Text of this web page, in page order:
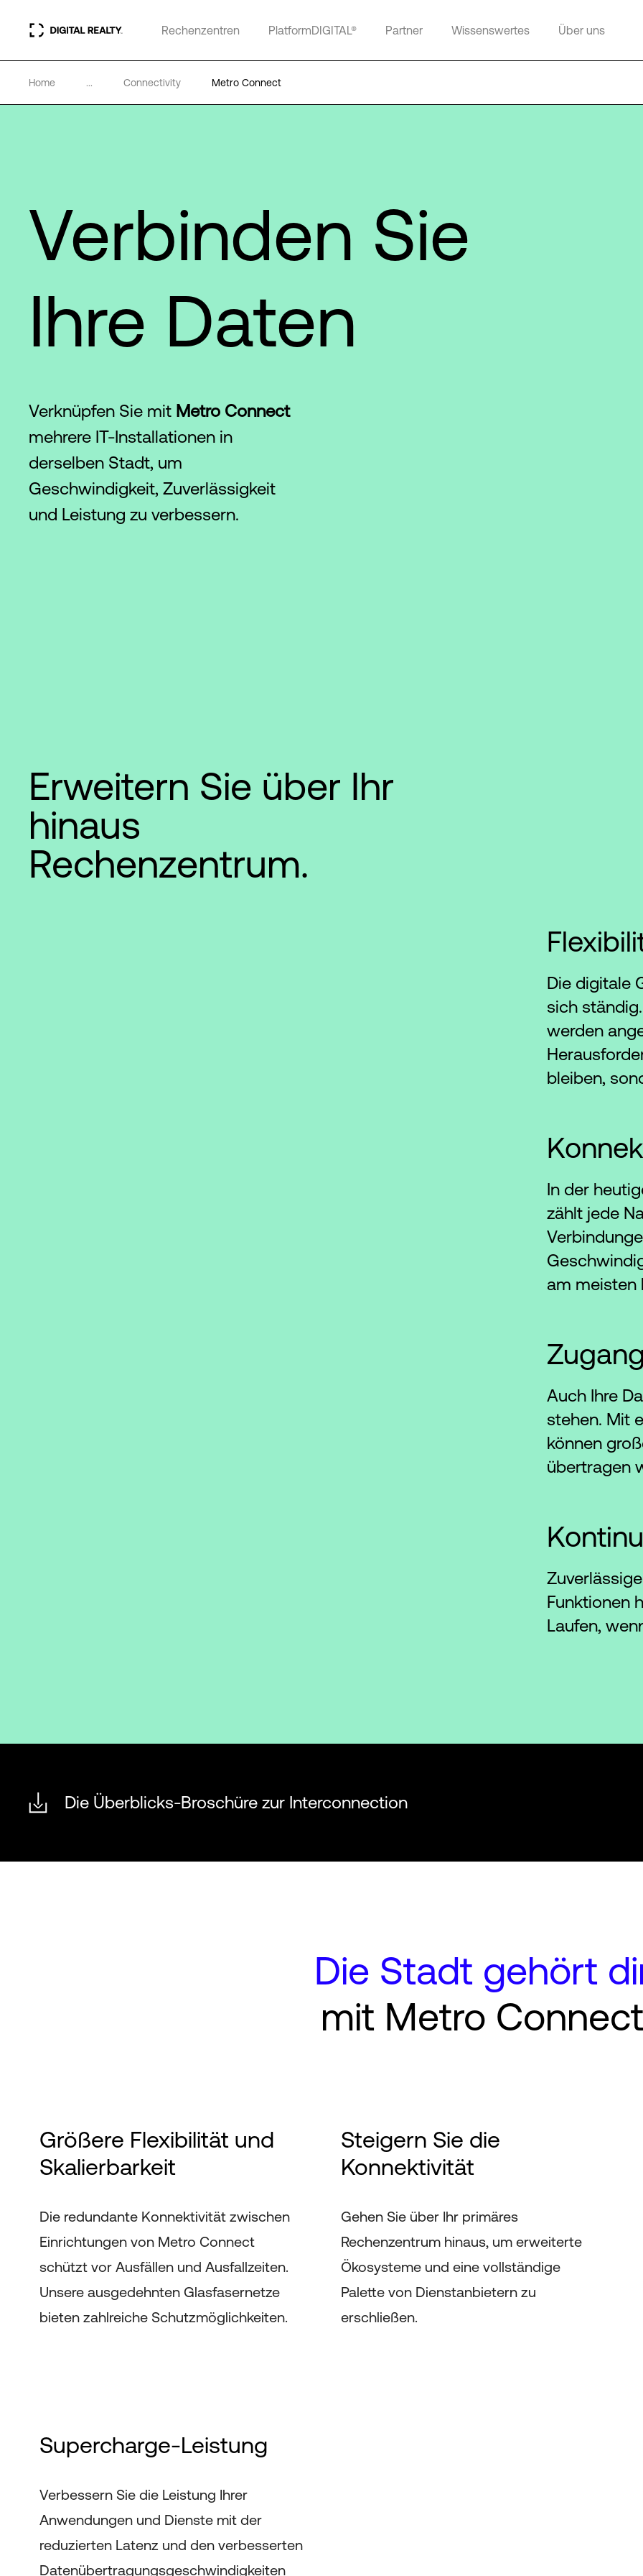
Rechenzentren PlatformDIGITAL® Partner Wissenswertes Über uns
Home ... Connectivity Metro Connect
Verbinden Sie
Ihre Daten
Verknüpfen Sie mit Metro Connect
mehrere IT-Installationen in
derselben Stadt, um
Geschwindigkeit, Zuverlässigkeit
und Leistung zu verbessern.
Erweitern Sie über Ihr
hinaus
Rechenzentrum.
Die digitale
sich
werden
bleiben,
In der
zählt jede
am meisten
Auch Ihre
stehen. Mit
können
übertragen
Funktionen
Laufen,
Die Überblicks-Broschüre zur Interconnection
Die Stadt gehört
mit Metro Connect
Größere Flexibilität und
Skalierbarkeit
Die redundante Konnektivität zwischen
Einrichtungen von Metro Connect
schützt vor Ausfällen und Ausfallzeiten.
Unsere ausgedehnten Glasfasernetze
bieten zahlreiche Schutzmöglichkeiten.
Steigern Sie die
Konnektivität
Gehen Sie über Ihr primäres
Rechenzentrum hinaus, um erweiterte
Ökosysteme und eine vollständige
Palette von Dienstanbietern zu
erschließen.
Supercharge-Leistung
Verbessern Sie die Leistung Ihrer
Anwendungen und Dienste mit der
reduzierten Latenz und den verbesserten
Datenübertragungsgeschwindigkeiten